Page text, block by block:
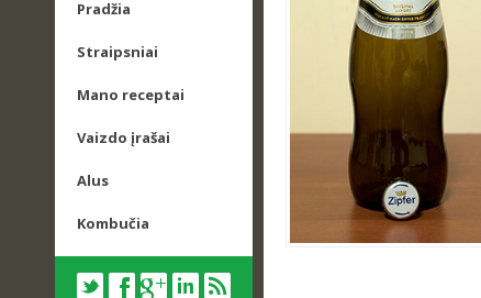
Pradžia
Straipsniai
Mano receptai
Vaizdo įrašai
Alus
Kombučia